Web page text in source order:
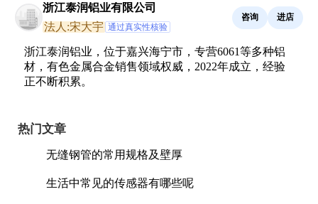
浙江泰润铝业有限公司
法人:宋大宇 通过真实性核验
咨询 进店
浙江泰润铝业，位于嘉兴海宁市，专营6061等多种铝
材，有色金属合金销售领域权威，2022年成立，经验
正不断积累。
热门文章
无缝钢管的常用规格及壁厚
生活中常见的传感器有哪些呢